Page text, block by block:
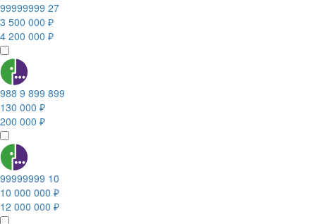
99999999 27
3 500 000 ₽
4 200 000 ₽
988 9 899 899
130 000 ₽
200 000 ₽
99999999 10
10 000 000 ₽
12 000 000 ₽